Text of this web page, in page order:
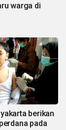
warga di
berikan
pada